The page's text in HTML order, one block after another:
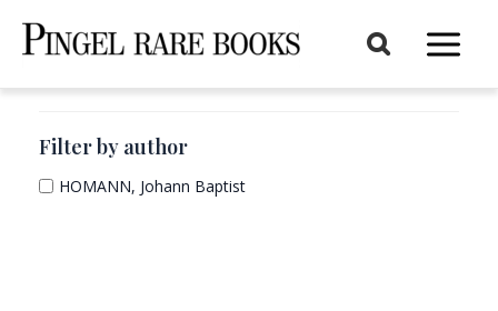
Main
Filter by author
HOMANN, Johann Baptist